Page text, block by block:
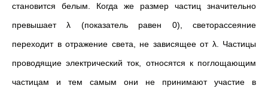
становится белым. Когда же размер частиц значительно
превышает λ (показатель равен 0), светорассеяние
переходит в отражение света, не зависящее от λ. Частицы
проводящие электрический ток, относятся к поглощающим
частицам и тем самым они не принимают участие в